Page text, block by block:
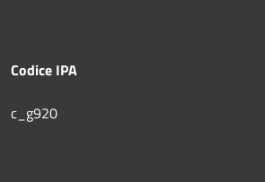
Codice IPA
c_g920